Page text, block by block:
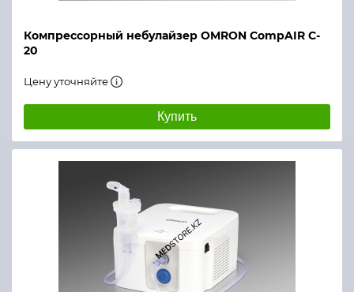
Компрессорный небулайзер OMRON CompAIR C-
20
Цену уточняйте
Купить